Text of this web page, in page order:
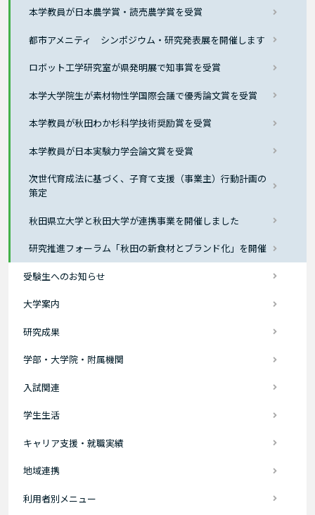
本学教員が日本農学賞・読売農学賞を受賞
都市アメニティ シンポジウム・研究発表展を開催します
ロボット工学研究室が県発明展で知事賞を受賞
本学大学院生が素材物性学国際会議で優秀論文賞を受賞
本学教員が秋田わか杉科学技術奨励賞を受賞
本学教員が日本実験力学会論文賞を受賞
次世代育成法に基づく、子育て支援（事業主）行動計画の
策定
秋田県立大学と秋田大学が連携事業を開催しました
研究推進フォーラム「秋田の新食材とブランド化」を開催
受験生へのお知らせ
大学案内
研究成果
学部・大学院・附属機関
入試関連
学生生活
キャリア支援・就職実績
地域連携
利用者別メニュー